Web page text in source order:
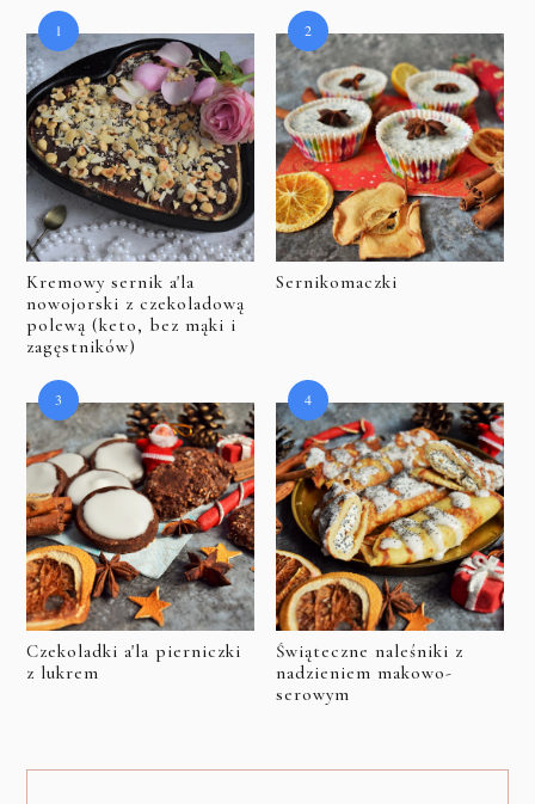
Kremowy sernik a'la
nowojorski z czekoladową
polewą (keto, bez mąki i
zagęstników)
Sernikomaczki
Czekoladki a'la pierniczki
z lukrem
Świąteczne naleśniki z
nadzieniem makowo-
serowym